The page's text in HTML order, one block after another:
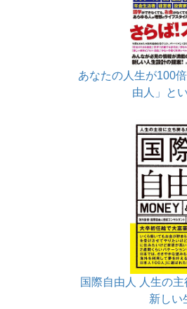
あなたの人生が100
由人」と
国際自由人 人生の
新しい